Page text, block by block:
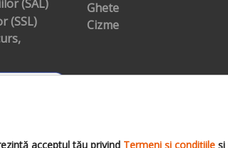
(SAL)
(SSL)
Ghete
Cizme
acceptul tău privind Termeni și condițiile şi